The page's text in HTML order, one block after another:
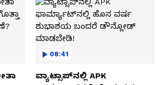
08:41
ವ್ಯಾಟ್ಸಾಪ್‌ನಲ್ಲಿ APK